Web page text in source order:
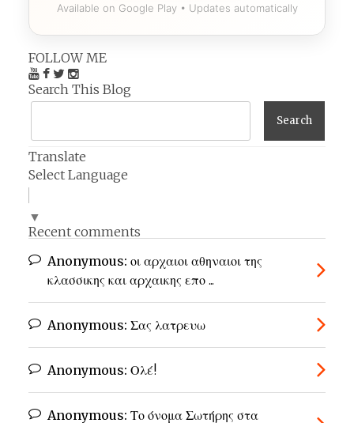
Available on Google Play • Updates automatically
FOLLOW ME
Search This Blog
Translate
Select Language
▼
Recent comments
Anonymous: οι αρχαιοι αθηναιοι της
κλασσικης και αρχαικης επο ...
Anonymous: Σας λατρευω
Anonymous: Ολέ!
Anonymous: Το όνομα Σωτήρης στα